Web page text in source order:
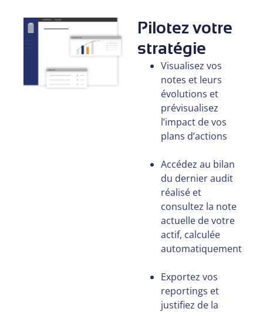
Pilotez votre
stratégie
Visualisez vos
notes et leurs
évolutions et
prévisualisez
l’impact de vos
plans d’actions
Accédez au bilan
du dernier audit
réalisé et
consultez la note
actuelle de votre
actif, calculée
automatiquement
Exportez vos
reportings et
justifiez de la